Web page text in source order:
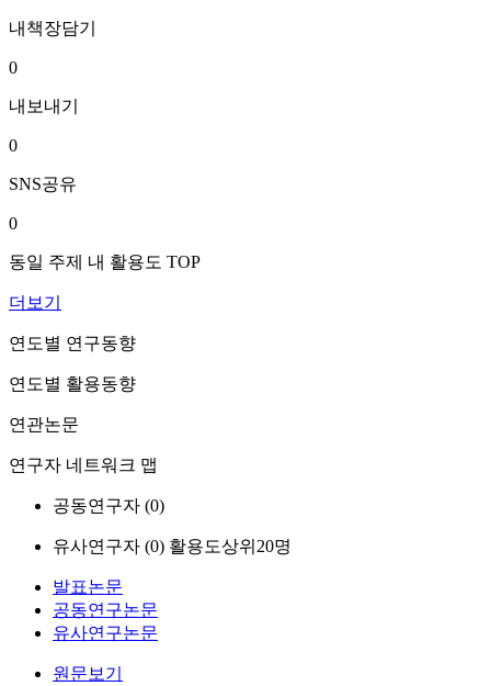
내책장담기
0
내보내기
0
SNS공유
0
동일 주제 내 활용도 TOP
더보기
연도별 연구동향
연도별 활용동향
연관논문
연구자 네트워크 맵
공동연구자 (0)
유사연구자 (0) 활용도상위20명
발표논문
공동연구논문
유사연구논문
원문보기